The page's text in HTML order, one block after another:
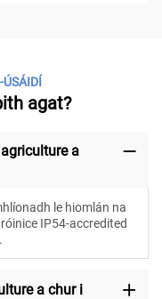
agat?
a
le hiomlán na
IP54-accredited
a chur i